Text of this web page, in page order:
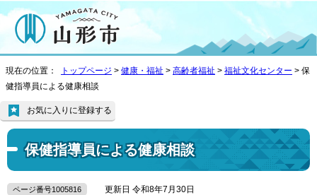
現在の位置： トップページ > 健康・福祉 > 高齢者福祉 > 福祉文化センター > 保
健指導員による健康相談
保健指導員による健康相談
お気に入りに登録する
ページ番号1005816 更新日 令和8年7月30日